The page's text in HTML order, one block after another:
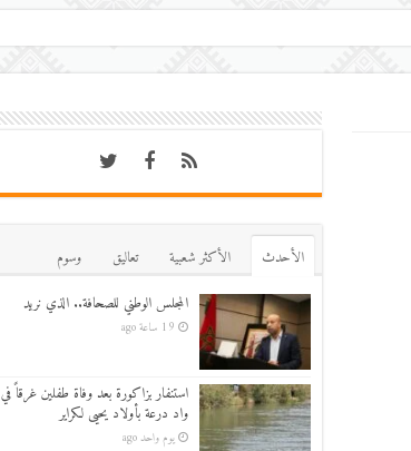
اﻷحدث اﻷكثر شعبية تعاليق
وسوم
المجلس الوطني للصحافة.. الذي نريد
19 ساعة ago
استنفار بزاكورة بعد وفاة طفلين غرقاً في
واد درعة بأولاد يحيى لكراير
يوم واحد ago